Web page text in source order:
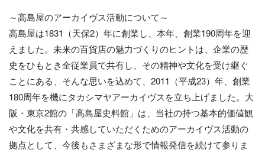
～高島屋のアーカイヴス活動について～
高島屋は1831（天保2）年に創業し、本年、創業190周年を迎
えました。未来の百貨店の魅力づくりのヒントは、企業の歴
史をひもとき全従業員で共有し、その精神や文化を受け継ぐ
ことにある、そんな思いを込めて、2011（平成23）年、創業
180周年を機にタカシマヤアーカイヴスを立ち上げました。大
阪・東京2館の「高島屋史料館」は、当社の持つ基本的価値観
や文化を共有・共感していただくためのアーカイヴス活動の
拠点として、今後もさまざまな形で情報発信を続けて参りま